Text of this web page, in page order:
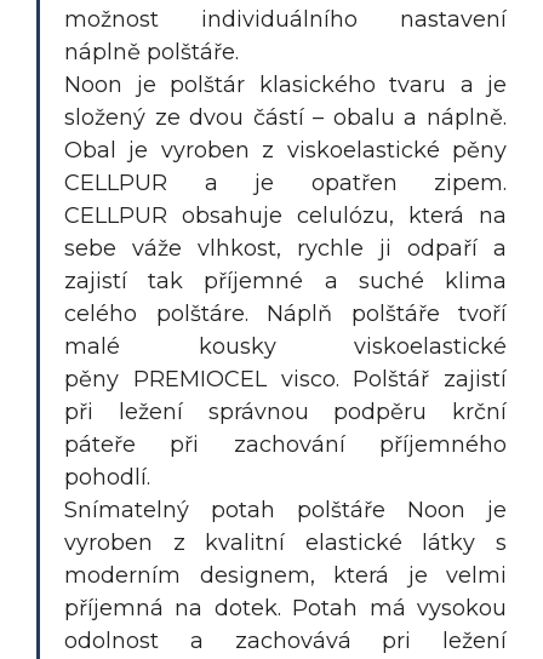
možnost individuálního nastavení
náplně polštáře.
Noon je polštár klasického tvaru a je
složený ze dvou částí – obalu a náplně.
Obal je vyroben z viskoelastické pěny
CELLPUR a je opatřen zipem.
CELLPUR obsahuje celulózu, která na
sebe váže vlhkost, rychle ji odpaří a
zajistí tak příjemné a suché klima
celého polštáre. Náplň polštáře tvoří
malé kousky viskoelastické
pěny PREMIOCEL visco. Polštář zajistí
při ležení správnou podpěru krční
páteře při zachování příjemného
pohodlí.
Snímatelný potah polštáře Noon je
vyroben z kvalitní elastické látky s
moderním designem, která je velmi
příjemná na dotek. Potah má vysokou
odolnost a zachovává pri ležení